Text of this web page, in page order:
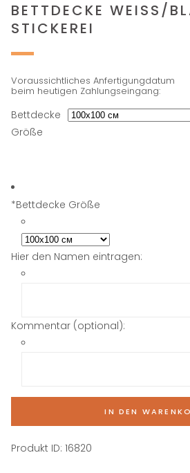
BETTDECKE WEISS/
TICKEREI
Voraussichtliches Anfertigungdatum
beim heutigen Zahlungseingang:
Bettdecke
Größe
*Bettdecke Größe
Hier den Namen eintragen:
Kommentar (optional):
IN DEN
Produkt ID:16820